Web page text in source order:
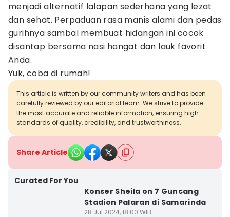
menjadi alternatif lalapan sederhana yang lezat
dan sehat. Perpaduan rasa manis alami dan pedas
gurihnya sambal membuat hidangan ini cocok
disantap bersama nasi hangat dan lauk favorit
Anda.
Yuk, coba di rumah!
This article is written by our community writers and has been
carefully reviewed by our editorial team. We strive to provide
the most accurate and reliable information, ensuring high
standards of quality, credibility, and trustworthiness.
Share Article
Curated For You
Konser Sheila on 7 Guncang
Stadion Palaran di Samarinda
28 Jul 2024, 18:00 WIB